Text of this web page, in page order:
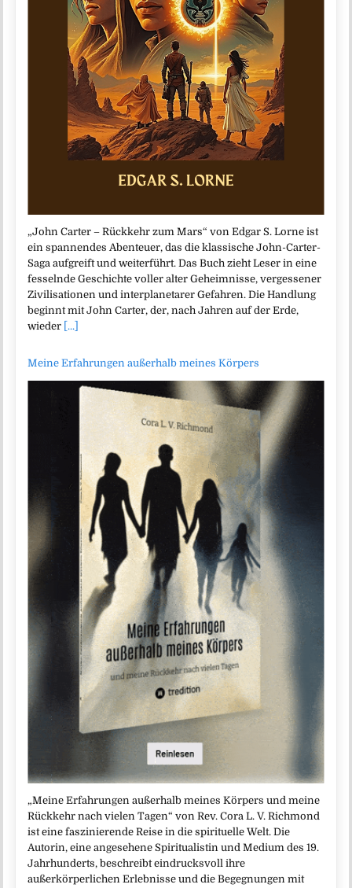
„John Carter – Rückkehr zum Mars“ von Edgar S. Lorne ist
ein spannendes Abenteuer, das die klassische John-Carter-
Saga aufgreift und weiterführt. Das Buch zieht Leser in eine
fesselnde Geschichte voller alter Geheimnisse, vergessener
Zivilisationen und interplanetarer Gefahren. Die Handlung
beginnt mit John Carter, der, nach Jahren auf der Erde,
wieder [...]
Meine Erfahrungen außerhalb meines Körpers
„Meine Erfahrungen außerhalb meines Körpers und meine
Rückkehr nach vielen Tagen“ von Rev. Cora L. V. Richmond
ist eine faszinierende Reise in die spirituelle Welt. Die
Autorin, eine angesehene Spiritualistin und Medium des 19.
Jahrhunderts, beschreibt eindrucksvoll ihre
außerkörperlichen Erlebnisse und die Begegnungen mit